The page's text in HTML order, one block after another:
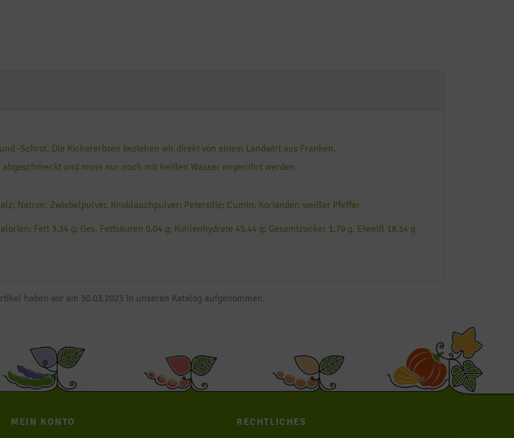
-Schrot. Die Kichererbsen beziehen wir direkt von einem Landwirt aus Franken.
und muss nur noch mit heißen Wasser angerührt werden.
Natron, Zwiebelpulver, Knoblauchpulver; Petersilie; Cumin; Koriander; weißer Pfeffer
Fett 3,34 g; Ges. Fettsäuren 0,04 g; Kohlenhydrate 45,44 g; Gesamtzucker 1,79 g, Eiweiß 18,14 g
haben wir am 30.03.2023 in unseren Katalog aufgenommen.
MEIN KONTO RECHTLICHES